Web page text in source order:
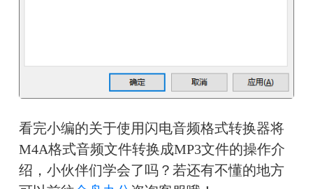
看完小编的关于使用闪电音频格式转换器将
M4A格式音频文件转换成MP3文件的操作介
绍，小伙伴们学会了吗？若还有不懂的地方